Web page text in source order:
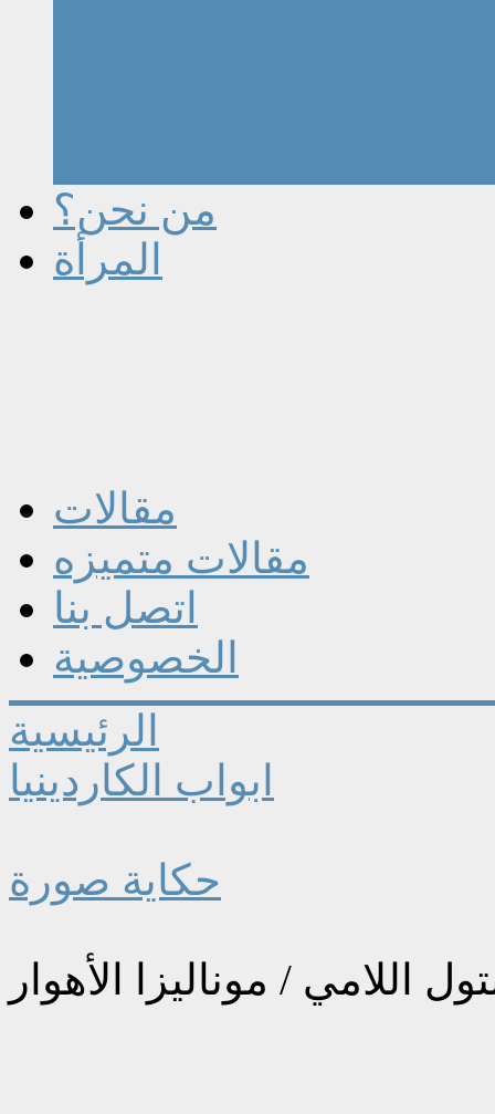
من نحن؟
المرأة
مقالات
مقالات متميزه
اتصل بنا
الخصوصية
الرئيسية
ابواب الكاردينيا
حكاية صورة
اللامي / موناليزا الأهوار